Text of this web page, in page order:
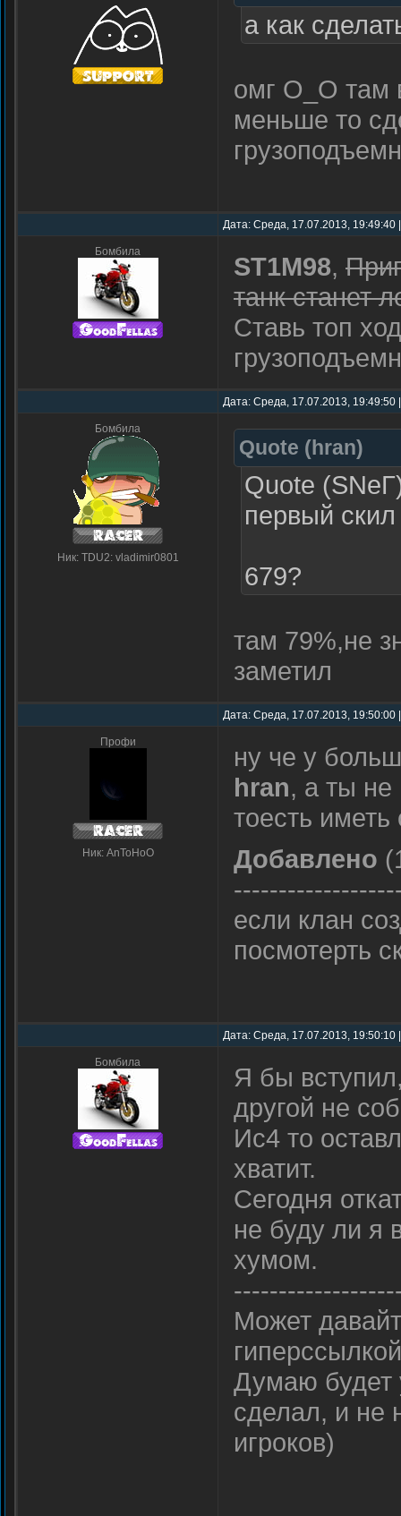
а как
омг О_О там
меньше то
Дата: Среда, 17.07.2013,
Бомбила ST1M98,
танк станет
Ставь топ
Дата: Среда, 17.07.2013,
Бомбила
Ник: TDU2: vladimir0801
Quote (hran)
Quote
первый
679?
там 79%,не
заметил
Дата: Среда, 17.07.2013,
Профи
Ник: AnToHoO
ну че у
hran, а ты не
тоесть иметь
Добавлено
если клан
посмотерть
Дата: Среда, 17.07.2013,
Бомбила
Я бы
другой не
Ис4 то
хватит.
Сегодня
не буду ли я
хумом.
Может
Думаю будет
сделал, и не
игроков)